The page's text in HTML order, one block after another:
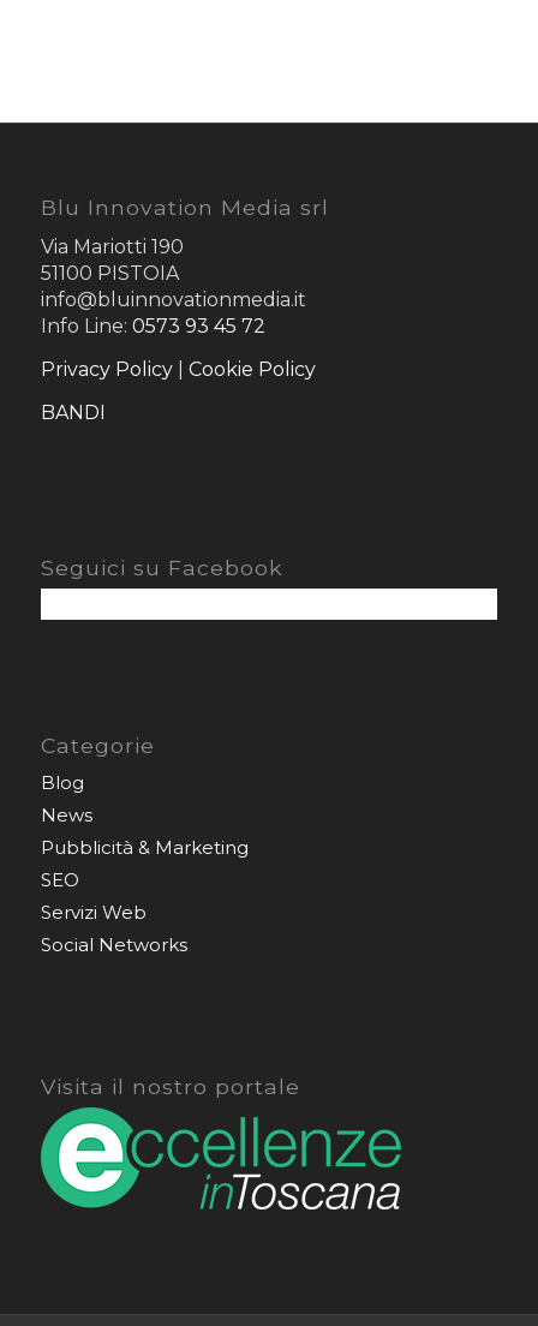
Blu Innovation Media srl
Via Mariotti 190
51100 PISTOIA
info@bluinnovationmedia.it
Info Line: 0573 93 45 72
Privacy Policy| Cookie Policy
BANDI
Seguici su Facebook
Categorie
Blog
News
Pubblicità & Marketing
SEO
Servizi Web
Social Networks
Visita il nostro portale